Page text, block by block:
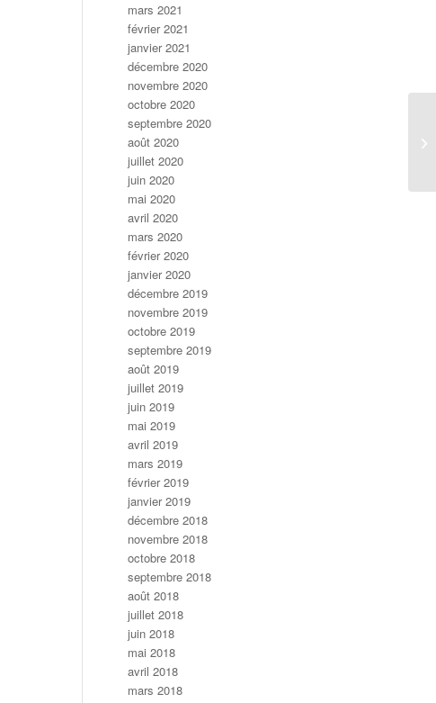
mars 2021
février 2021
janvier 2021
décembre 2020
novembre 2020
octobre 2020
septembre 2020
août 2020
juillet 2020
juin 2020
mai 2020
avril 2020
mars 2020
février 2020
janvier 2020
décembre 2019
novembre 2019
octobre 2019
septembre 2019
août 2019
juillet 2019
juin 2019
mai 2019
avril 2019
mars 2019
février 2019
janvier 2019
décembre 2018
novembre 2018
octobre 2018
septembre 2018
août 2018
juillet 2018
juin 2018
mai 2018
avril 2018
mars 2018